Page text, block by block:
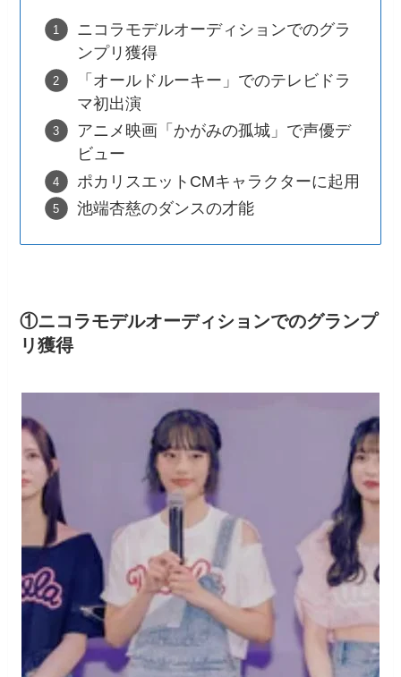
ニコラモデルオーディションでのグラ
ンプリ獲得
「オールドルーキー」でのテレビドラ
マ初出演
アニメ映画「かがみの孤城」で声優デ
ビュー
ポカリスエットCMキャラクターに起用
池端杏慈のダンスの才能
①ニコラモデルオーディションでのグランプ
リ獲得